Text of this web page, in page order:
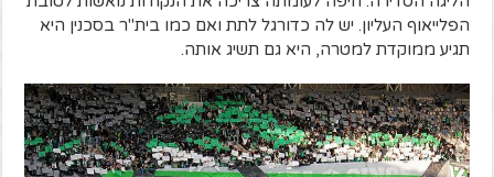
הפלייאוף העליון. יש לה כדורגל לתת ואם כמו בית"ר בסכנין היא
תגיע ממוקדת למטרה, היא גם תשיג אותה.